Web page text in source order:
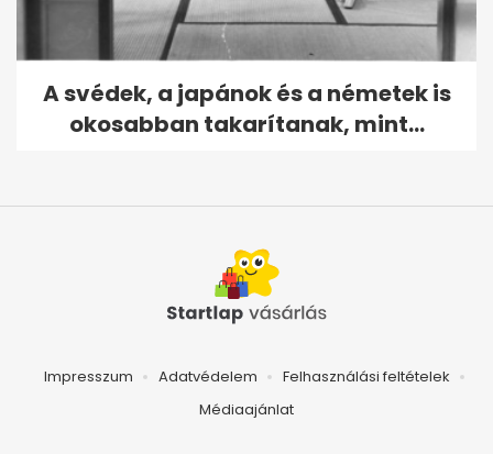
A svédek, a japánok és a németek is
okosabban takarítanak, mint...
Impresszum Adatvédelem
Felhasználási feltételek
Médiaajánlat